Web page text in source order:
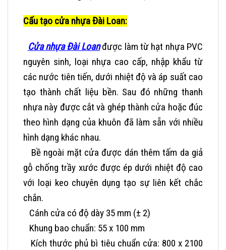
Cấu tạo cửa nhựa Đài Loan:
Cửa nhựa Đài Loanđược làm từ hạt nhựa PVC
nguyên sinh, loại nhựa cao cấp, nhập khẩu từ
các nước tiên tiến, dưới nhiệt độ và áp suất cao
tạo thành chất liệu bền. Sau đó những thanh
nhựa này được cắt và ghép thành cửa hoặc đúc
theo hình dạng của khuôn đã làm sẵn với nhiều
hình dạng khác nhau.
Bề ngoài mặt cửa được dán thêm tấm da giả
gỗ chống trầy xước được ép dưới nhiệt độ cao
với loại keo chuyên dụng tạo sự liên kết chắc
chắn.
Cánh cửa có độ dày 35 mm (± 2)
Khung bao chuẩn: 55 x 100 mm
Kích thước phủ bì tiêu chuẩn cửa: 800 x 2100